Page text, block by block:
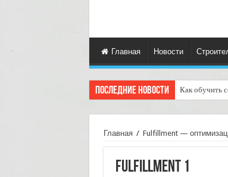
Главная Новости
Последние новости Как обучить
Главная / Fulfillment —
fulfillment 1